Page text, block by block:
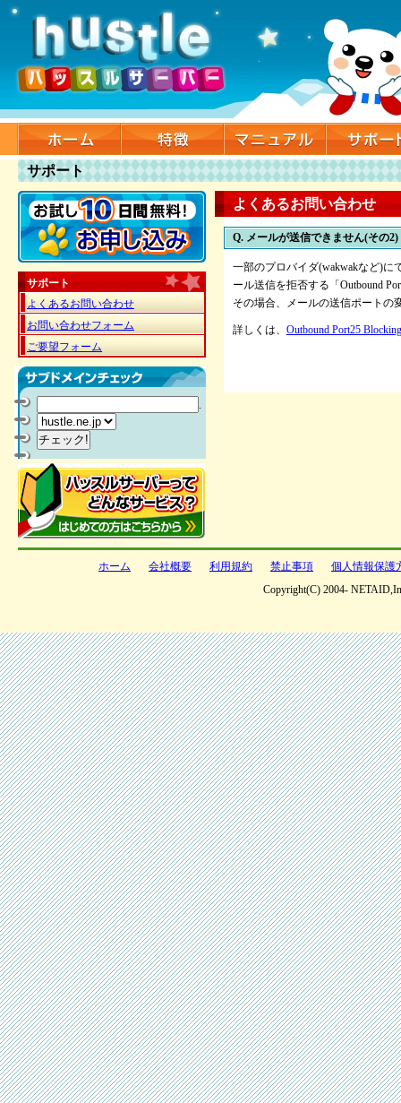
サポート
サポート
よくあるお問い合わせ
お問い合わせフォーム
ご要望フォーム
.
よくあるお問い合わせ
Q. メールが送信できません(その2)
一部のプロバイダ(wakwakなど)に
ール送信を拒否する「Outbound
その場合、メールの送信ポートの
詳しくは、 Outbound Port25
ホーム 会社概要 利用規約 禁止事項
個人情報保護
Copyright(C) 2004-